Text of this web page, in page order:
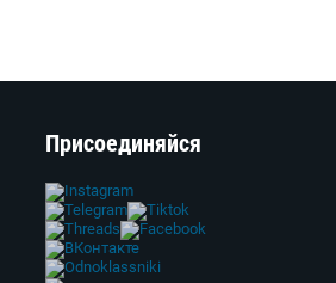
Присоединяйся